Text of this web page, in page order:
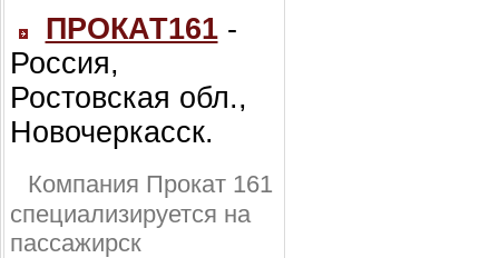
ПРОКАТ161-
Россия,
Ростовская обл.,
Новочеркасск.
Компания Прокат 161
специализируется на
пассажирск